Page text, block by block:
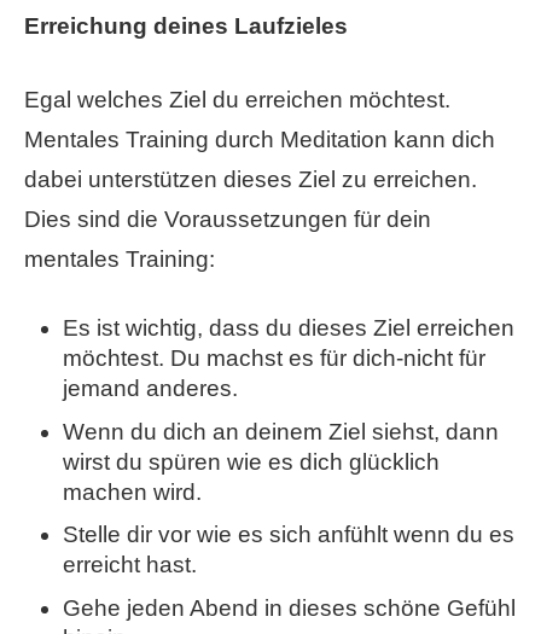
Erreichung deines Laufzieles
Egal welches Ziel du erreichen möchtest.
Mentales Training durch Meditation kann dich
dabei unterstützen dieses Ziel zu erreichen.
Dies sind die Voraussetzungen für dein
mentales Training:
Es ist wichtig, dass du dieses Ziel erreichen
möchtest. Du machst es für dich-nicht für
jemand anderes.
Wenn du dich an deinem Ziel siehst, dann
wirst du spüren wie es dich glücklich
machen wird.
Stelle dir vor wie es sich anfühlt wenn du es
erreicht hast.
Gehe jeden Abend in dieses schöne Gefühl